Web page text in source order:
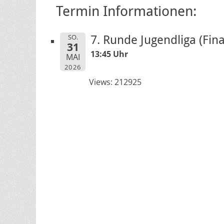
Termin Informationen:
SO.
31
MAI
2026
7. Runde Jugendliga
13:45 Uhr
Views: 212925